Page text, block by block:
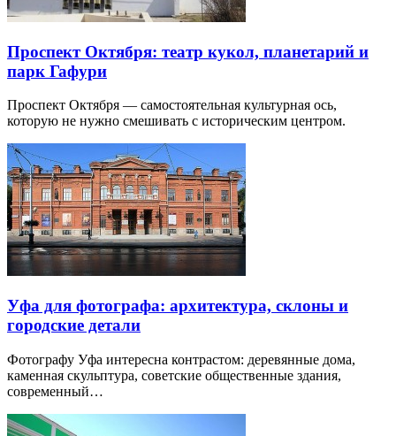
Проспект Октября: театр кукол, планетарий и
парк Гафури
Проспект Октября — самостоятельная культурная ось,
которую не нужно смешивать с историческим центром.
Уфа для фотографа: архитектура, склоны и
городские детали
Фотографу Уфа интересна контрастом: деревянные дома,
каменная скульптура, советские общественные здания,
современный…